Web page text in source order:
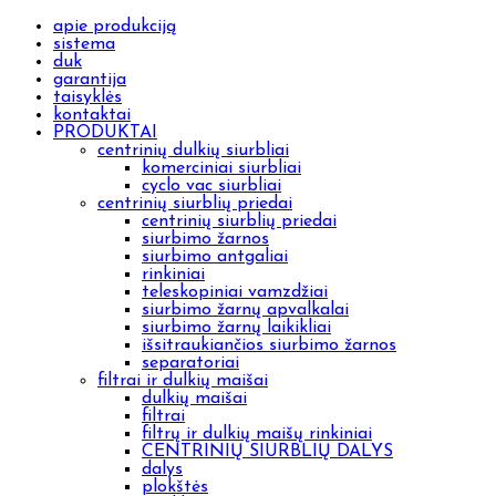
apie produkciją
sistema
duk
garantija
taisyklės
kontaktai
PRODUKTAI
centrinių dulkių siurbliai
komerciniai siurbliai
cyclo vac siurbliai
centrinių siurblių priedai
centrinių siurblių priedai
siurbimo žarnos
siurbimo antgaliai
rinkiniai
teleskopiniai vamzdžiai
siurbimo žarnų apvalkalai
siurbimo žarnų laikikliai
išsitraukiančios siurbimo žarnos
separatoriai
filtrai ir dulkių maišai
dulkių maišai
filtrai
filtrų ir dulkių maišų rinkiniai
CENTRINIŲ SIURBLIŲ DALYS
dalys
plokštės